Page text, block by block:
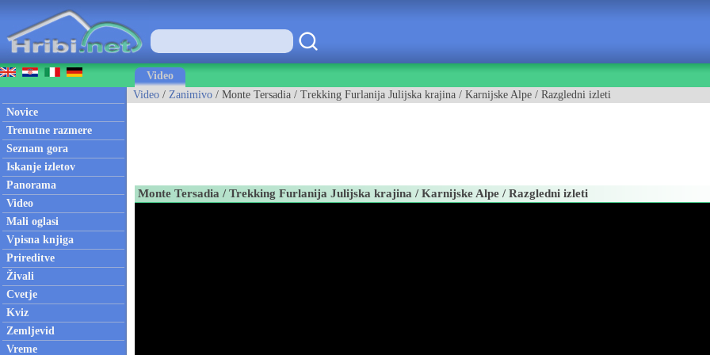
Video
Novice
Trenutne razmere
Seznam gora
Iskanje izletov
Panorama
Video
Mali oglasi
Vpisna knjiga
Prireditve
Živali
Cvetje
Kviz
Zemljevid
Vreme
Video / Zanimivo / Monte Tersadia / Trekking Furlanija Julijska krajina / Karnijske Alpe / Razgledni izleti
Monte Tersadia / Trekking Furlanija Julijska krajina / Karnijske Alpe / Razgledni izleti